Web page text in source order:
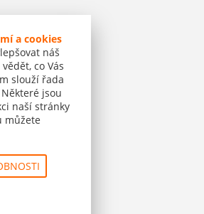
a cookies
náš
co Vás
slouží řada
jsou
naší stránky
můžete